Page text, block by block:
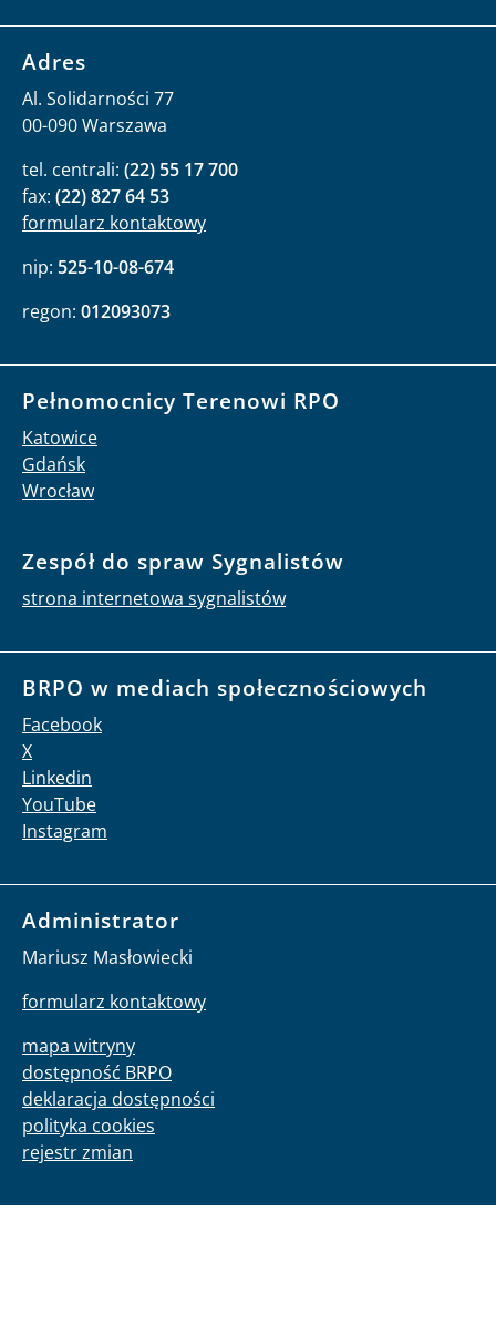
Adres
Al. Solidarności 77
00-090 Warszawa
tel. centrali: (22) 55 17 700
fax: (22) 827 64 53
formularz kontaktowy
nip: 525-10-08-674
regon: 012093073
Pełnomocnicy Terenowi RPO
Katowice
Gdańsk
Wrocław
Zespół do spraw Sygnalistów
strona internetowa sygnalistów
BRPO w mediach społecznościowych
Facebook
X
Linkedin
YouTube
Instagram
Administrator
Mariusz Masłowiecki
formularz kontaktowy
mapa witryny
dostępność BRPO
deklaracja dostępności
polityka cookies
rejestr zmian